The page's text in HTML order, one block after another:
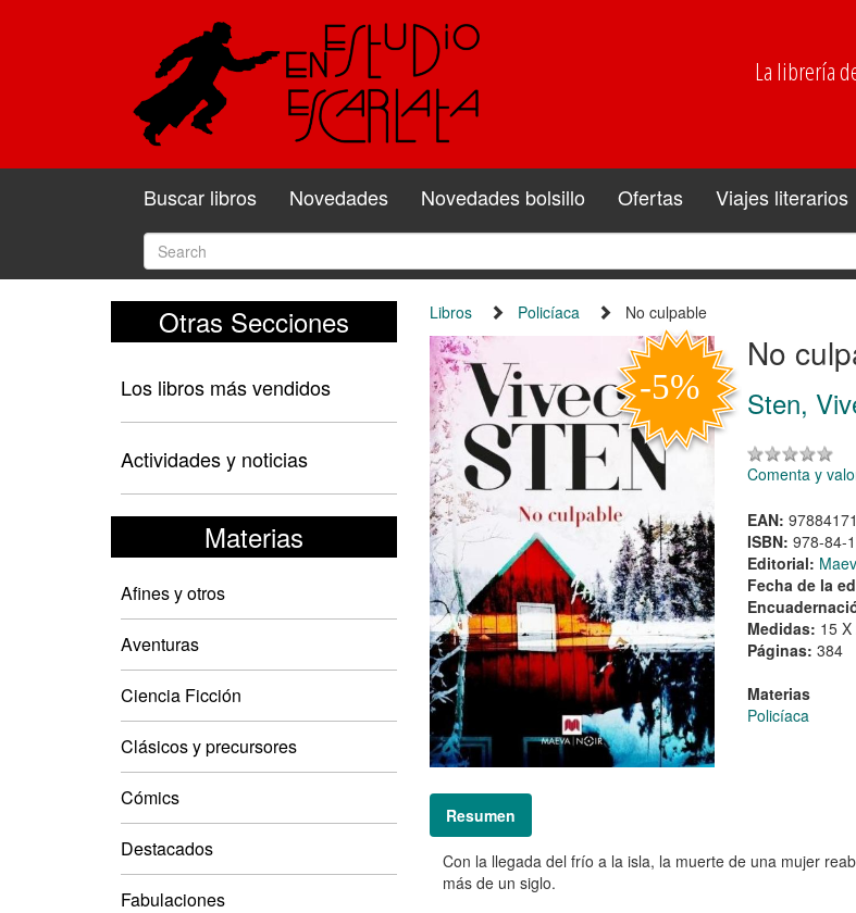
La librería
Buscar libros Novedades Novedades bolsillo Ofertas Viajes literarios
Otras Secciones
Los libros más vendidos
Actividades y noticias
Materias
Afines y otros
Aventuras
Ciencia Ficción
Clásicos y precursores
Cómics
Destacados
Fabulaciones
Libros Policíaca No culpable
No
Sten,
Comenta y
EAN:
ISBN: 978-84-
Editorial:
Fecha de la
Medidas: 15
Páginas: 384
Materias
Policíaca
Resumen
Con la llegada del frío a la isla, la muerte de una mujer
más de un siglo.